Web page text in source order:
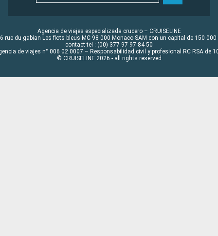
Agencia de viajes especializada crucero – CRUISELINE
rue du gabian Les flots bleus MC 98 000 Monaco SAM con un capital de 150 000
contact tel : (00) 377 97 97 84 50
de viajes n° 006 02 0007 – Responsabilidad civil y profesional RC RSA de
© CRUISELINE 2026 - all rights reserved